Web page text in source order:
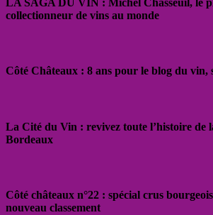
collectionneur de vins au monde
Côté Châteaux : 8 ans pour le blog du vin,
La Cité du Vin : revivez toute l’histoire de
Bordeaux
Côté châteaux n°22 : spécial crus
nouveau classement